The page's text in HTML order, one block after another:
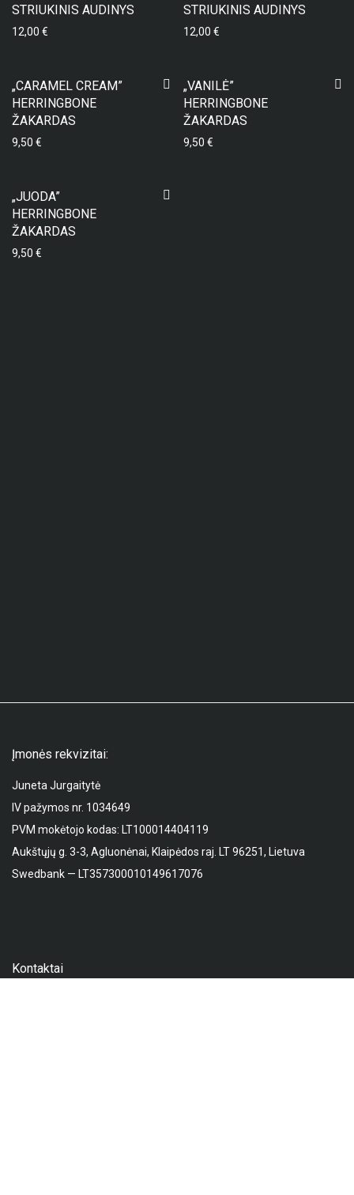
STRIUKINIS AUDINYS
12,00 €
STRIUKINIS AUDINYS
12,00 €
„CARAMEL CREAM”
HERRINGBONE
ŽAKARDAS
9,50 €
„VANILĖ”
HERRINGBONE
ŽAKARDAS
9,50 €
„JUODA”
HERRINGBONE
ŽAKARDAS
9,50 €
Įmonės rekvizitai:
Juneta Jurgaitytė
IV pažymos nr. 1034649
PVM mokėtojo kodas: LT100014404119
Aukštųjų g. 3-3, Agluonėnai, Klaipėdos raj. LT 96251, Lietuva
Swedbank — LT357300010149617076
Kontaktai